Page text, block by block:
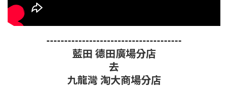
--------------------------------------
藍田 德田廣場分店
去
九龍灣 淘大商場分店